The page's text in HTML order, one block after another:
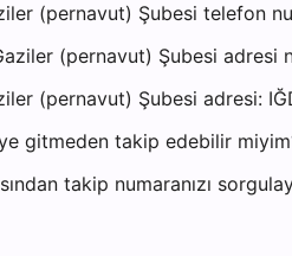
(pernavut) Şubesi telefon
(pernavut) Şubesi adresi
(pernavut) Şubesi adresi:
gitmeden takip edebilir
takip numaranızı